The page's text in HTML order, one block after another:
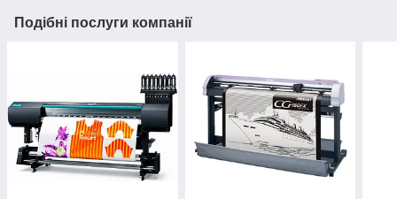
Подібні послуги компанії